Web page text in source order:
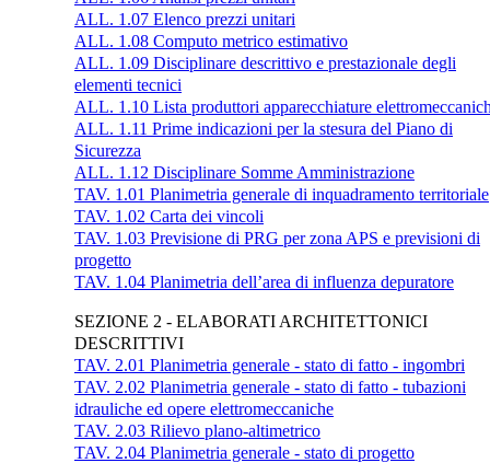
ALL. 1.07 Elenco prezzi unitari
ALL. 1.08 Computo metrico estimativo
ALL. 1.09 Disciplinare descrittivo e prestazionale degli
elementi tecnici
ALL. 1.10 Lista produttori apparecchiature
ALL. 1.11 Prime indicazioni per la stesura del Piano di
Sicurezza
ALL. 1.12 Disciplinare Somme Amministrazione
TAV. 1.01 Planimetria generale di inquadramento territoriale
TAV. 1.02 Carta dei vincoli
TAV. 1.03 Previsione di PRG per zona APS e previsioni di
progetto
TAV. 1.04 Planimetria dell’area di influenza depuratore
SEZIONE 2 - ELABORATI ARCHITETTONICI
DESCRITTIVI
TAV. 2.01 Planimetria generale - stato di fatto - ingombri
TAV. 2.02 Planimetria generale - stato di fatto - tubazioni
idrauliche ed opere elettromeccaniche
TAV. 2.03 Rilievo plano-altimetrico
TAV. 2.04 Planimetria generale - stato di progetto